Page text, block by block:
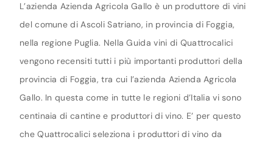
L’azienda Azienda Agricola Gallo è un produttore di vini
del comune di Ascoli Satriano, in provincia di Foggia,
nella regione Puglia. Nella Guida vini di Quattrocalici
vengono recensiti tutti i più importanti produttori della
provincia di Foggia, tra cui l’azienda Azienda Agricola
Gallo. In questa come in tutte le regioni d’Italia vi sono
centinaia di cantine e produttori di vino. E’ per questo
che Quattrocalici seleziona i produttori di vino da